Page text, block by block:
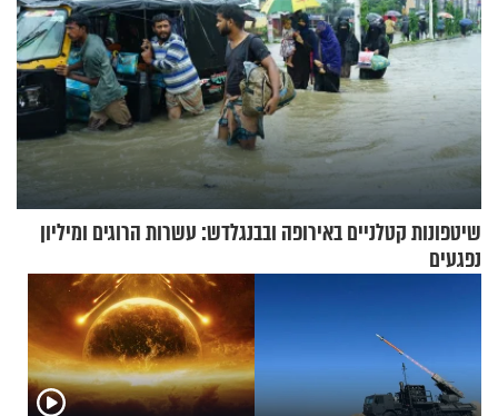
שיטפונות קטלניים באירופה ובבנגלדש: עשרות הרוגים ומיליון
נפגעים